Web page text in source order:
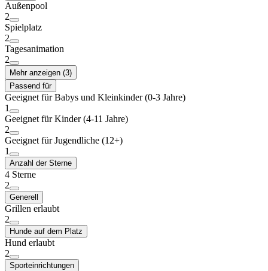
Außenpool
2
Spielplatz
2
Tagesanimation
2
Mehr anzeigen (3)
Passend für
Geeignet für Babys und Kleinkinder (0-3 Jahre)
1
Geeignet für Kinder (4-11 Jahre)
2
Geeignet für Jugendliche (12+)
1
Anzahl der Sterne
4 Sterne
2
Generell
Grillen erlaubt
2
Hunde auf dem Platz
Hund erlaubt
2
Sporteinrichtungen